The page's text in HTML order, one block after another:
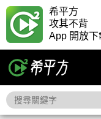
希平方
攻其不背
App 開放下